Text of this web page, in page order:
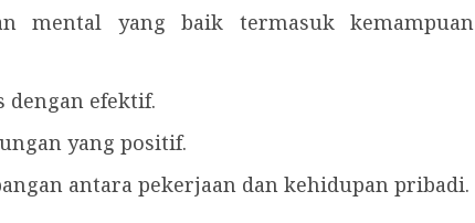
mental yang baik termasuk kemampuan
dengan efektif.
yang positif.
antara pekerjaan dan kehidupan pribadi.